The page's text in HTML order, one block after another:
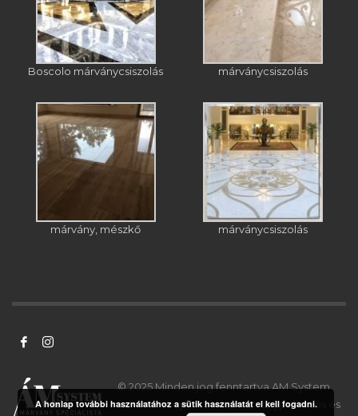
Boscolo márványcsiszolás márványcsiszolás
márvány, mészkő márványcsiszolás
© 2025 Minden jog fenntartva AM System
Bt. - Márványcsiszolás, márványpolírozás és
A honlap további használatához a sütik használatát el kell fogadni.